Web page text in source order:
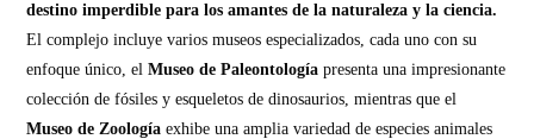
destino imperdible para los amantes de la naturaleza y la ciencia.
El complejo incluye varios museos especializados, cada uno con su
enfoque único, elMuseo de Paleontología presenta una impresionante
colección de fósiles y esqueletos de dinosaurios, mientras que el
Museo de Zoología exhibe una amplia variedad de especies animales